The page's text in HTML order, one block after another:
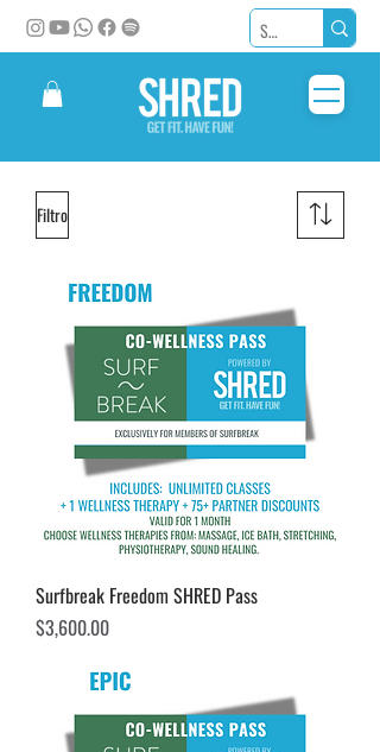
Filtro
Surfbreak Freedom SHRED Pass
Precio
$3,600.00